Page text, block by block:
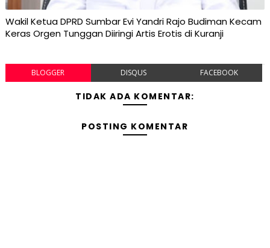
Wakil Ketua DPRD Sumbar Evi Yandri Rajo Budiman Kecam
Keras Orgen Tunggan Diiringi Artis Erotis di Kuranji
BLOGGER DISQUS FACEBOOK
TIDAK ADA KOMENTAR:
POSTING KOMENTAR